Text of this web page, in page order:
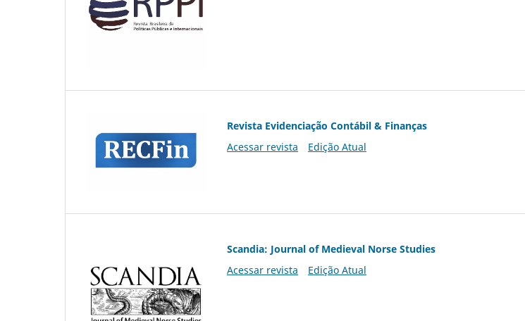
Revista Evidenciação Contábil & Finanças
Acessar revista
Edição Atual
Scandia: Journal of Medieval Norse Studies
Acessar revista
Edição Atual